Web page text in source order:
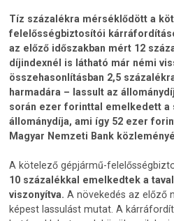
Tíz százalékra mérséklődött a
felelősségbiztosítói
az előző időszakban mért 12
díjindexnél is látható már némi
összehasonlításban 2,5
harmadára – lassult az
során ezer forinttal emelkedett a
állománydíja, ami így 52 ezer
Magyar Nemzeti Bank
A kötelező gépjármű-
10 százalékkal emelkedtek a
viszonyítva. A növekedés az előző
képest lassulást mutat. A